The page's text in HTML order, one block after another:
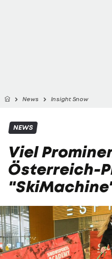
News Insight Snow
NEWS
Viel
Österreich-